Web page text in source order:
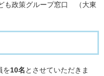
政策グループ窓口 （大東
を10名とさせていただきま